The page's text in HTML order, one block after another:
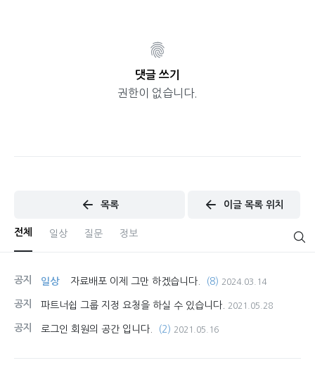
댓글 쓰기
권한이 없습니다.
목록 이글 목록 위치
전체 일상 질문 정보
공지 일상 자료배포 이제 그만 하겠습니다. (8) 2024.03.14
공지 파트너쉽 그룹 지정 요청을 하실 수 있습니다. 2021.05.28
공지 로그인 회원의 공간 입니다. (2) 2021.05.16